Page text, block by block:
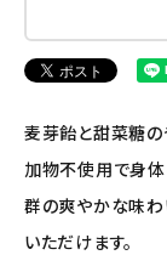
アルマウィン
コラム・スタッフの
ご利用ガイド等
麦芽飴と甜菜糖の
加物不使用で身体
群の爽やかな味わ
いただけます。